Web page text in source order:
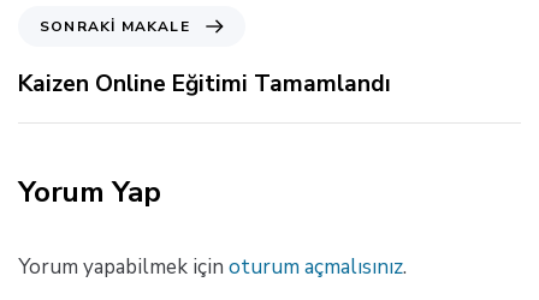
a
k
l
e
n
r
a
i
M
k
SONRAKI MAKALE
Kaizen Online Eğitimi Tamamlandı
Yorum Yap
Yorum yapabilmek için oturum açmalısınız.